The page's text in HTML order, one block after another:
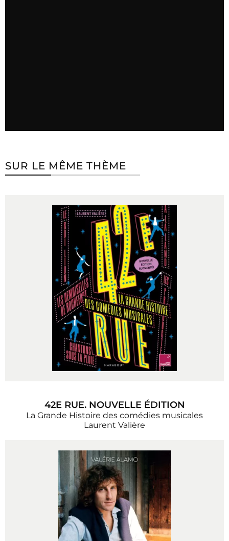
SUR LE MÊME THÈME
42E RUE. NOUVELLE ÉDITION
La Grande Histoire des comédies musicales
Laurent Valière